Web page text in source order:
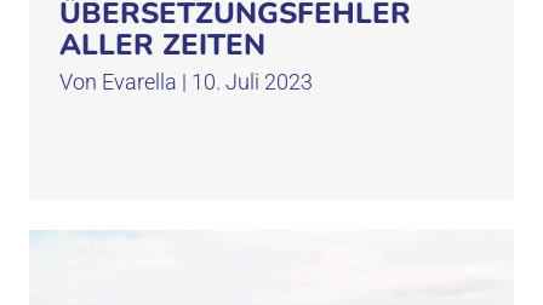
ÜBERSETZUNGSFEHLER
ALLER ZEITEN
Von Evarella | 10. Juli 2023